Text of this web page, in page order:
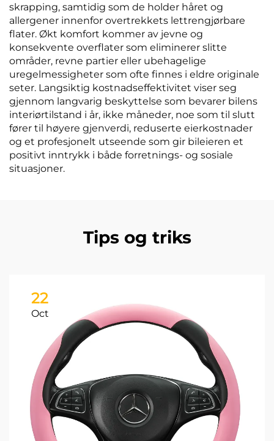
skrapping, samtidig som de holder håret og
allergener innenfor overtrekkets lettrengjørbare
flater. Økt komfort kommer av jevne og
konsekvente overflater som eliminerer slitte
områder, revne partier eller ubehagelige
uregelmessigheter som ofte finnes i eldre originale
seter. Langsiktig kostnadseffektivitet viser seg
gjennom langvarig beskyttelse som bevarer bilens
interiørtilstand i år, ikke måneder, noe som til slutt
fører til høyere gjenverdi, reduserte eierkostnader
og et profesjonelt utseende som gir bileieren et
positivt inntrykk i både forretnings- og sosiale
situasjoner.
Tips og triks
22
Oct